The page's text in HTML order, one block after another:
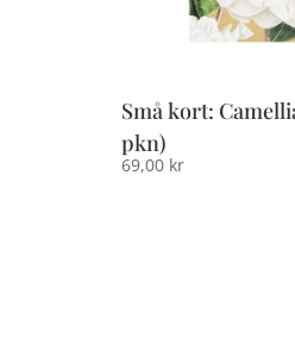
Små kort:
pkn)
69,00 kr